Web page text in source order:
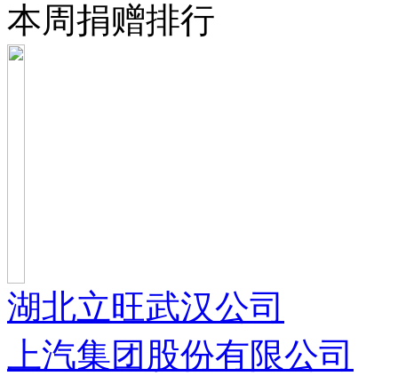
本周捐赠排行
湖北立旺武汉公司
上汽集团股份有限公司